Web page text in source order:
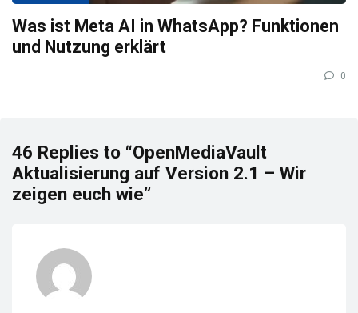
Was ist Meta AI in WhatsApp? Funktionen
und Nutzung erklärt
0
46 Replies to “OpenMediaVault
Aktualisierung auf Version 2.1 – Wir
zeigen euch wie”